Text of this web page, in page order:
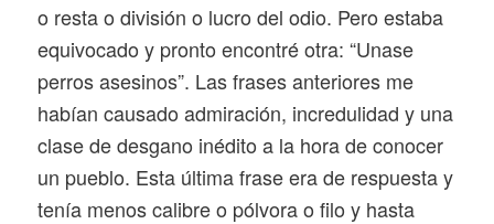
o resta o división o lucro del odio. Pero estaba
equivocado y pronto encontré otra: “Unase
perros asesinos”. Las frases anteriores me
habían causado admiración, incredulidad y una
clase de desgano inédito a la hora de conocer
un pueblo. Esta última frase era de respuesta y
tenía menos calibre o pólvora o filo y hasta